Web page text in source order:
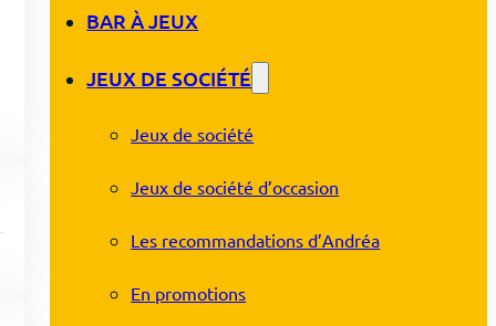
BAR À JEUX
JEUX DE SOCIÉTÉ
Jeux de société
Jeux de société d’occasion
Les recommandations d’Andréa
En promotions